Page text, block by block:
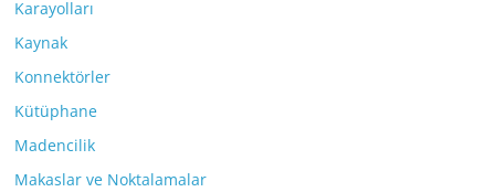
Karayolları
Kaynak
Konnektörler
Kütüphane
Madencilik
Makaslar ve Noktalamalar